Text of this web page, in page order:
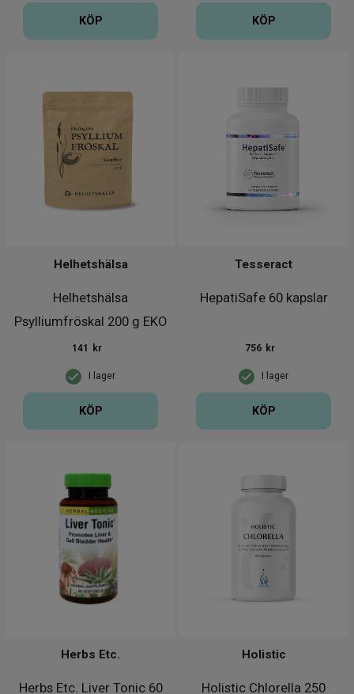
KÖP KÖP
Helhetshälsa
Psylliumfröskal 200 g EKO
Helhetshälsa
I lager
141 kr
KÖP
HepatiSafe 60 kapslar
Tesseract
I lager
756 kr
KÖP
Herbs Etc. Liver Tonic 60
Herbs Etc.
Holistic Chlorella 250
Holistic